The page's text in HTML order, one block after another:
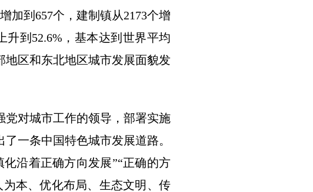
加到657个，建制镇从2173个增
升到52.6%，基本达到世界平均
区和东北地区城市发展面貌发
对城市工作的领导，部署实施
一条中国特色城市发展道路。
沿着正确方向发展”“正确的方
本、优化布局、生态文明、传